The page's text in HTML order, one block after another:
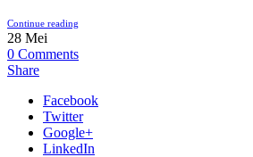
Continue reading
28 Mei
0 Comments
Share
Facebook
Twitter
Google+
LinkedIn